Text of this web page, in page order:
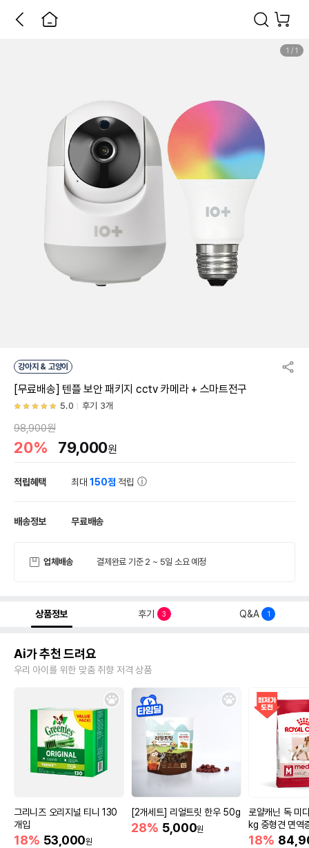
1 / 1
강아지 & 고양이
[무료배송] 텐플 보안 패키지 cctv 카메라 + 스마트전구
5.0 후기 3개
98,900원
20% 79,000원
적립혜택 최대150점 적립
배송정보 무료배송
업체배송 결제완료 기준 2 ~ 5일 소요 예정
상품정보 후기 3 Q&A 1
Ai가 추천 드려요
우리 아이를 위한 맞춤 취향 저격 상품
그리니즈 오리지널 티니 130
개입
18% 53,000원
[2개세트] 리얼트릿 한우 50g
28% 5,000원
로얄캐닌 독 미
kg 중형견 면역
18%